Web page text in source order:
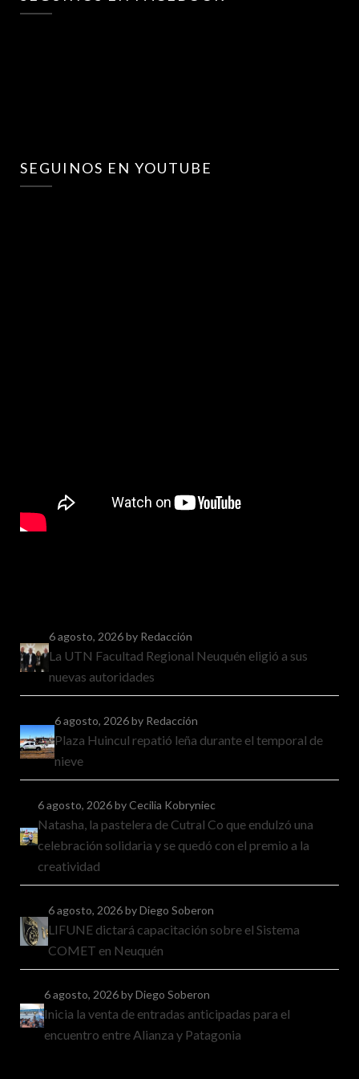
SEGUINOS EN YOUTUBE
6 agosto, 2026by Redacción
La UTN Facultad Regional Neuquén eligió a sus
nuevas autoridades
6 agosto, 2026by Redacción
Plaza Huincul repatió leña durante el temporal de
nieve
6 agosto, 2026by Cecilia Kobryniec
Natasha, la pastelera de Cutral Co que endulzó una
celebración solidaria y se quedó con el premio a la
creatividad
6 agosto, 2026by Diego Soberon
LIFUNE dictará capacitación sobre el Sistema
COMET en Neuquén
6 agosto, 2026by Diego Soberon
Inicia la venta de entradas anticipadas para el
encuentro entre Alianza y Patagonia